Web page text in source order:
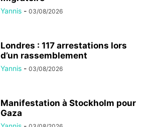
Yannis - 03/08/2026
Londres : 117 arrestations lors
d’un rassemblement
Yannis - 03/08/2026
Manifestation à Stockholm pour
Gaza